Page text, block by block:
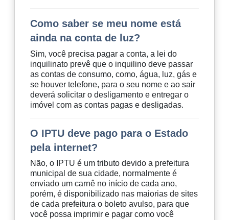
Como saber se meu nome está
ainda na conta de luz?
Sim, você precisa pagar a conta, a lei do
inquilinato prevê que o inquilino deve passar
as contas de consumo, como, água, luz, gás e
se houver telefone, para o seu nome e ao sair
deverá solicitar o desligamento e entregar o
imóvel com as contas pagas e desligadas.
O IPTU deve pago para o Estado
pela internet?
Não, o IPTU é um tributo devido a prefeitura
municipal de sua cidade, normalmente é
enviado um carnê no início de cada ano,
porém, é disponibilizado nas maiorias de sites
de cada prefeitura o boleto avulso, para que
você possa imprimir e pagar como você